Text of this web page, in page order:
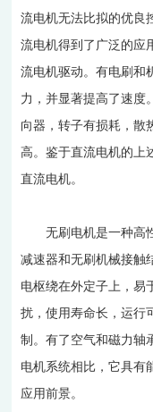
流电机无法比拟的优良
流电机得到了广泛的应
流电机驱动。有电刷和
力，并显著提高了速度
向器，转子有损耗，散
高。鉴于直流电机的上
直流电机。
无刷电机是一种高
减速器和无刷机械接触
电枢绕在外定子上，易
扰，使用寿命长，运行
制。有了空气和磁力轴
电机系统相比，它具有
应用前景。